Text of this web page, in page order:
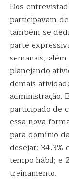
Dos
participavam
também se
parte
semanais,
planejando
demais
administração.
participado de
essa nova
para domínio
desejar: 34,3%
tempo hábil; e
treinamento.